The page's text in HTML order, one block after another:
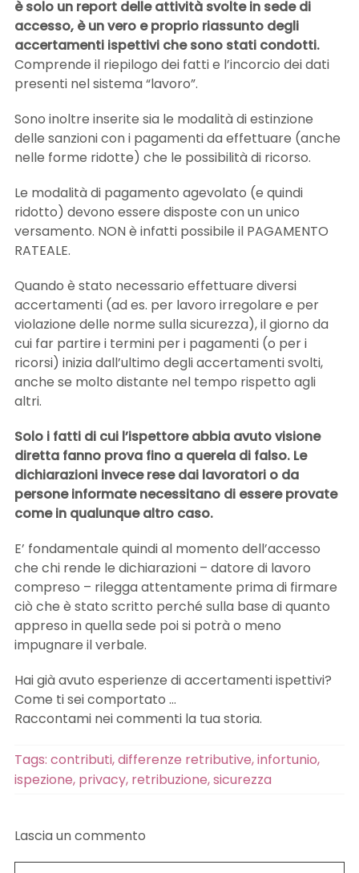
è solo un report delle attività svolte in sede di
accesso, è un vero e proprio riassunto degli
accertamenti ispettivi che sono stati condotti.
Comprende il riepilogo dei fatti e l’incorcio dei dati
presenti nel sistema “lavoro”.
Sono inoltre inserite sia le modalità di estinzione
delle sanzioni con i pagamenti da effettuare (anche
nelle forme ridotte) che le possibilità di ricorso.
Le modalità di pagamento agevolato (e quindi
ridotto) devono essere disposte con un unico
versamento. NON è infatti possibile il PAGAMENTO
RATEALE.
Quando è stato necessario effettuare diversi
accertamenti (ad es. per lavoro irregolare e per
violazione delle norme sulla sicurezza), il giorno da
cui far partire i termini per i pagamenti (o per i
ricorsi) inizia dall’ultimo degli accertamenti svolti,
anche se molto distante nel tempo rispetto agli
altri.
Solo i fatti di cui l’ispettore abbia avuto visione
diretta fanno prova fino a querela di falso. Le
dichiarazioni invece rese dai lavoratori o da
persone informate necessitano di essere provate
come in qualunque altro caso.
E’ fondamentale quindi al momento dell’accesso
che chi rende le dichiarazioni – datore di lavoro
compreso – rilegga attentamente prima di firmare
ciò che è stato scritto perché sulla base di quanto
appreso in quella sede poi si potrà o meno
impugnare il verbale.
Hai già avuto esperienze di accertamenti ispettivi?
Come ti sei comportato …
Raccontami nei commenti la tua storia.
Tags:contributi,differenze retributive,infortunio,
ispezione, privacy, retribuzione,sicurezza
Lascia un commento